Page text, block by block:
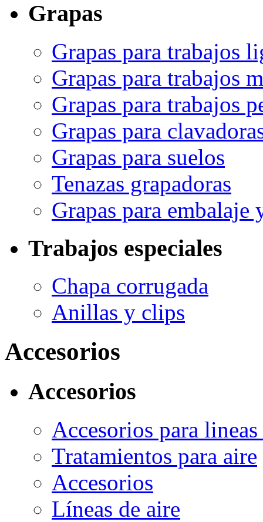
Grapas
Grapas para trabajos
Grapas para trabajos
Grapas para trabajos
Grapas para
Grapas para suelos
Tenazas grapadoras
Grapas para embalaje
Trabajos especiales
Chapa corrugada
Anillas y clips
Accesorios
Accesorios
Accesorios para
Tratamientos para aire
Accesorios
Líneas de aire